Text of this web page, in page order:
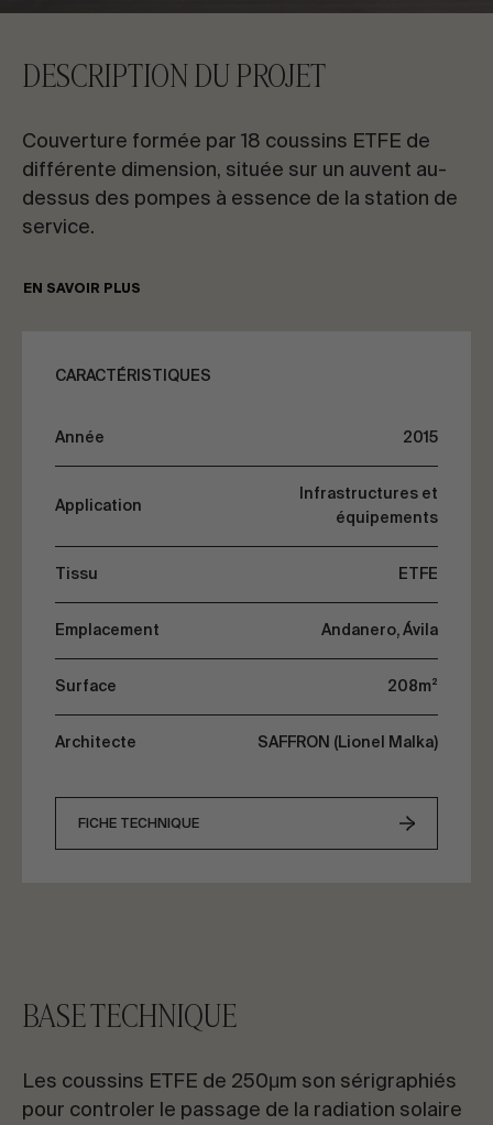
CONTACTEZ-NOUS
Conseil & Consulting
DESCRIPTION DU PROJET
Couverture formée par 18 coussins ETFE de
différente dimension, située sur un auvent au-
dessus des pompes à essence de la station de
service.
La fixation des coussins à l’auvent est réalisée à
EN SAVOIR PLUS
CARACTÉRISTIQUES
Année 2015
Application
Infrastructures et
équipements
Tissu ETFE
Emplacement Andanero, Ávila
Surface 208m²
Architecte SAFFRON (Lionel Malka)
FICHE TECHNIQUE
BASE TECHNIQUE
Les coussins ETFE de 250μm son sérigraphiés
pour controler le passage de la radiation solaire